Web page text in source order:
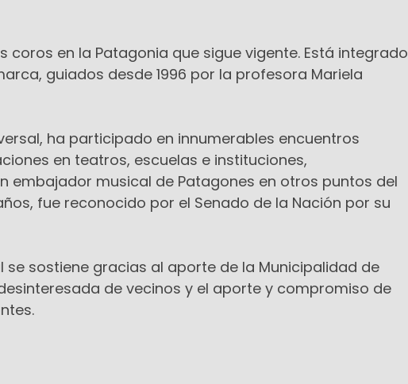
coros en la Patagonia que sigue vigente. Está integrado
guiados desde 1996 por la profesora Mariela
ha participado en innumerables encuentros
en teatros, escuelas e instituciones,
embajador musical de Patagones en otros puntos del
fue reconocido por el Senado de la Nación por su
se sostiene gracias al aporte de la Municipalidad de
de vecinos y el aporte y compromiso de